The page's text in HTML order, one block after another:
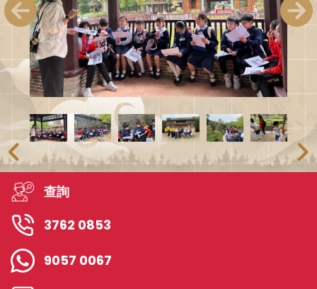
查詢
3762 0853
9057 0067